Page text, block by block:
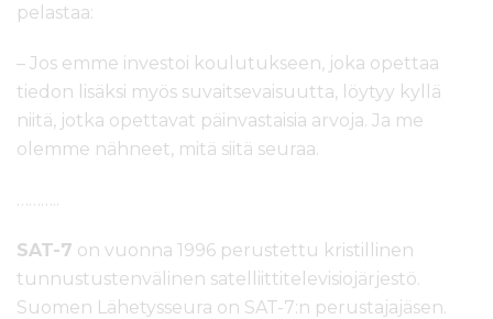
pelastaa:
– Jos emme investoi koulutukseen, joka opettaa
tiedon lisäksi myös suvaitsevaisuutta, löytyy kyllä
niitä, jotka opettavat päinvastaisia arvoja. Ja me
olemme nähneet, mitä siitä seuraa.
………..
SAT-7 on vuonna 1996 perustettu kristillinen
tunnustustenvälinen satelliittitelevisiojärjestö.
Suomen Lähetysseura on SAT-7:n perustajajäsen.